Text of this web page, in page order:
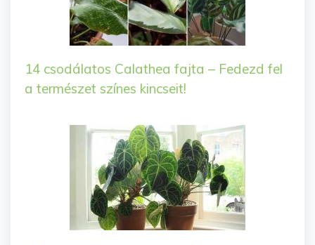
14 csodálatos Calathea fajta – Fedezd fel
a természet színes kincseit!